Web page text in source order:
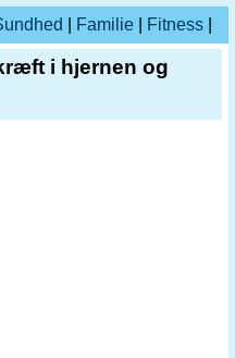
Familie Fitness
i hjernen og